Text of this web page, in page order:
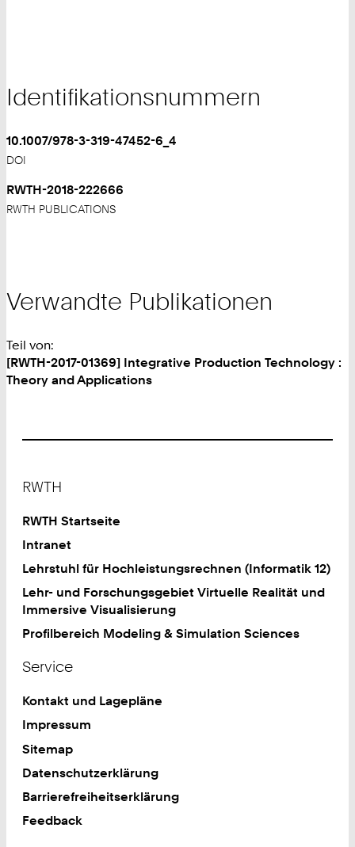
Identifikationsnummern
10.1007/978-3-319-47452-6_4
DOI
RWTH-2018-222666
RWTH PUBLICATIONS
Verwandte Publikationen
Teil von:
[RWTH-2017-01369] Integrative Production Technology :
Theory and Applications
RWTH
RWTH Startseite
Intranet
Lehrstuhl für Hochleistungsrechnen (Informatik 12)
Lehr- und Forschungsgebiet Virtuelle Realität und
Immersive Visualisierung
Profilbereich Modeling & Simulation Sciences
Service
Kontakt und Lagepläne
Impressum
Sitemap
Datenschutzerklärung
Barrierefreiheitserklärung
Feedback